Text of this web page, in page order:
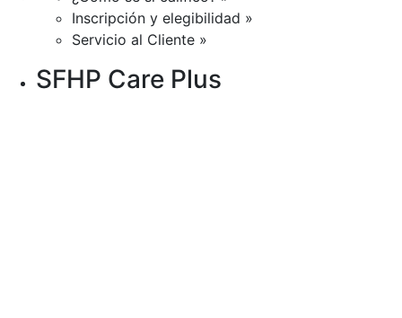
Inscripción y elegibilidad »
Servicio al Cliente »
SFHP Care Plus